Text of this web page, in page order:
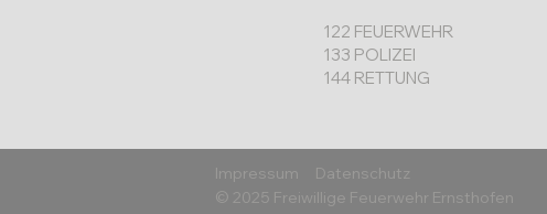
122 FEUERWEHR
133 POLIZEI
144 RETTUNG
Impressum
Datenschutz
© 2025 Freiwillige Feuerwehr Ernsthofen